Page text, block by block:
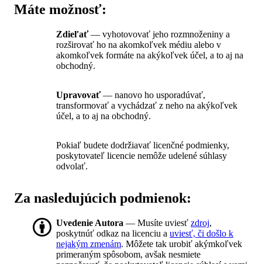
Máte možnosť:
Zdieľať— vyhotovovať jeho rozmnoženiny a
rozširovať ho na akomkoľvek médiu alebo v
akomkoľvek formáte na akýkoľvek účel, a to aj na
obchodný.
Upravovať— nanovo ho usporadúvať,
transformovať a vychádzať z neho na akýkoľvek
účel, a to aj na obchodný.
Pokiaľ budete dodržiavať licenčné podmienky,
poskytovateľ licencie nemôže udelené súhlasy
odvolať.
Za nasledujúcich podmienok:
Uvedenie Autora — Musíte uviesť zdroj,
poskytnúť odkaz na licenciu a uviesť, či došlo k
nejakým zmenám. Môžete tak urobiť akýmkoľvek
primeraným spôsobom, avšak nesmiete